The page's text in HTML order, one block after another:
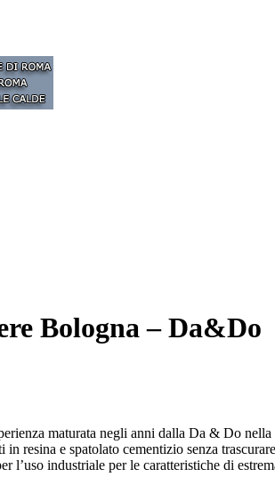
Bologna – Da&Do
maturata negli anni dalla Da & Do nella
resina e spatolato cementizio senza
l’uso industriale per le caratteristiche di